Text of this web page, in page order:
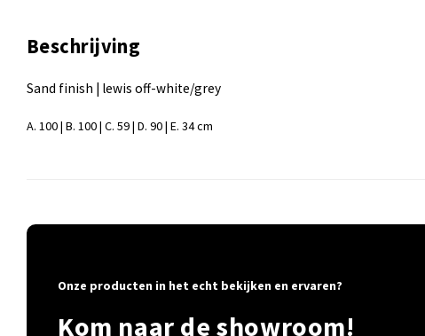
Beschrijving
Sand finish | lewis off-white/grey
A. 100 | B. 100 | C. 59 | D. 90 | E. 34 cm
Onze producten in het echt bekijken en ervaren?
Kom naar de showroom!